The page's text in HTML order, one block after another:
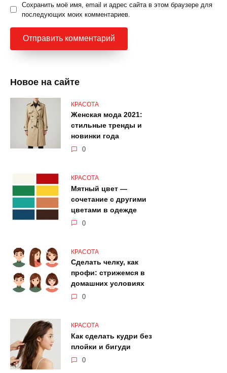
Сохранить моё имя, email и адрес сайта в этом браузере для
последующих моих комментариев.
Новое на сайте
КРАСОТА
Женская мода 2021:
стильные тренды и
новинки года
0
КРАСОТА
Мятный цвет —
сочетание с другими
цветами в одежде
0
КРАСОТА
Сделать челку, как
профи: стрижемся в
домашних условиях
0
КРАСОТА
Как сделать кудри без
плойки и бигуди
0